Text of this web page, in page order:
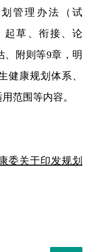
管理办法（试
起草、衔接、论
、附则等9章，明
健康规划体系、
范围等内容。
委关于印发规划